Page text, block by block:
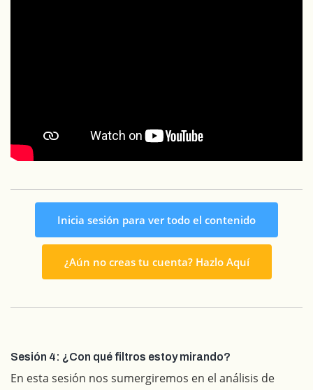
Inicia sesión para ver todo el contenido
¿Aún no creas tu cuenta? Hazlo Aquí
Sesión 4: ¿Con qué filtros estoy mirando?
En esta sesión nos sumergiremos en el análisis de